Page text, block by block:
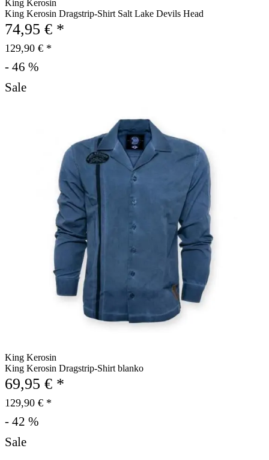
King Kerosin
King Kerosin Dragstrip-Shirt Salt Lake Devils Head
74,95 € *
129,90 € *
- 46 %
Sale
King Kerosin
King Kerosin Dragstrip-Shirt blanko
69,95 € *
129,90 € *
- 42 %
Sale